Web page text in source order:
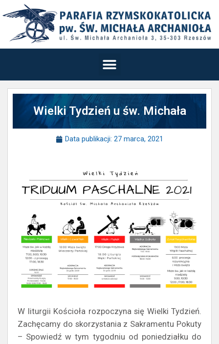
Wielki Tydzień u św. Michała
Data publikacji: 27 marca, 2021
W liturgii Kościoła rozpoczyna się Wielki Tydzień.
Zachęcamy do skorzystania z Sakramentu Pokuty
– Spowiedź w tym tygodniu od poniedziałku do